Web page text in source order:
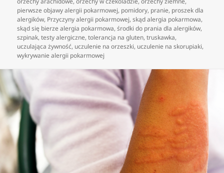
pierwsze objawy alergii pokarmowej, pomidory, pranie, proszek dla
alergików, Przyczyny alergii pokarmowej,skąd alergia pokarmowa,
skąd się bierze alergia pokarmowa,środki do prania dla alergików,
szpinak,testy alergiczne,tolerancja na gluten,truskawka,
uczulająca żywność, uczulenie na orzeszki, uczulenie na skorupiaki,
wykrywanie alergii pokarmowej